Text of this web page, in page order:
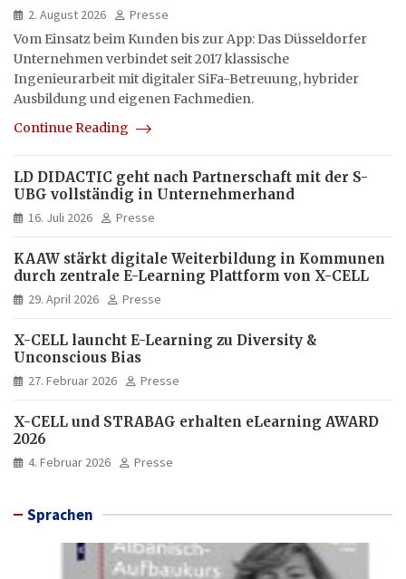
hybrid und multimedial
2. August 2026
Presse
Vom Einsatz beim Kunden bis zur App: Das Düsseldorfer
Unternehmen verbindet seit 2017 klassische
Ingenieurarbeit mit digitaler SiFa-Betreuung, hybrider
Ausbildung und eigenen Fachmedien.
Continue Reading
LD DIDACTIC geht nach Partnerschaft mit der S-
UBG vollständig in Unternehmerhand
16. Juli 2026 Presse
KAAW stärkt digitale Weiterbildung in Kommunen
durch zentrale E-Learning Plattform von X-CELL
29. April 2026 Presse
X-CELL launcht E-Learning zu Diversity &
Unconscious Bias
27. Februar 2026 Presse
X-CELL und STRABAG erhalten eLearning AWARD
2026
4. Februar 2026 Presse
Sprachen